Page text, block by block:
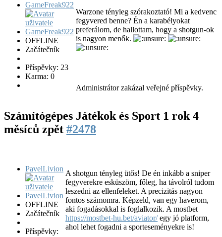
GameFreak922
OFFLINE
Začátečník
Příspěvky: 23
Karma: 0
Warzone tényleg szórakoztató! Mi a kedvenc
fegyvered benne? Én a karabélyokat
preferálom, de hallottam, hogy a shotgun-ok
is nagyon menők.
Administrátor zakázal veřejné příspěvky.
Számítógépes Játékok és Sport 1 rok 4
měsíců zpět #2478
PavelLivion
OFFLINE
Začátečník
Příspěvky:
A shotgun tényleg ütős! De én inkább a sniper
fegyverekre esküszöm, főleg, ha távolról tudom
leszedni az ellenfeleket. A precizitás nagyon
fontos számomra. Képzeld, van egy haverom,
aki fogadásokkal is foglalkozik. A mostbet
https://mostbet-hu.bet/aviator/egy jó platform,
ahol lehet fogadni a sporteseményekre is!